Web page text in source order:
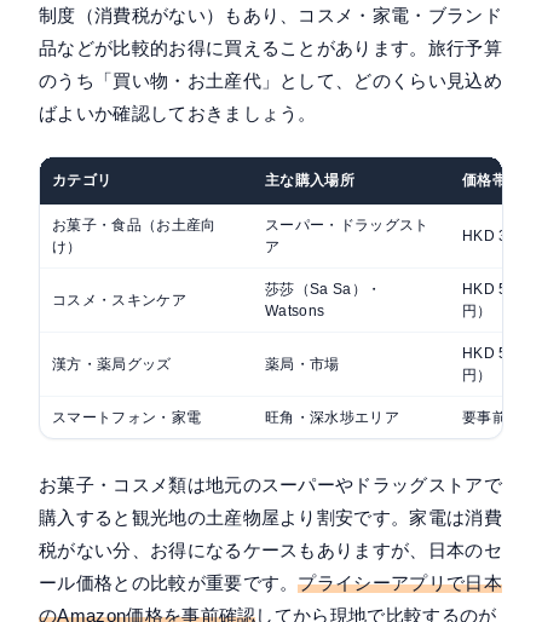
制度（消費税がない）もあり、コスメ・家電・ブランド
品などが比較的お得に買えることがあります。旅行予算
のうち「買い物・お土産代」として、どのくらい見込め
ばよいか確認しておきましょう。
カテゴリ 主な購入場所 価格帯の目
お菓子・食品（お土産向
け）
スーパー・ドラッグスト
ア
HKD 30〜
コスメ・スキンケア
莎莎（Sa Sa）・
Watsons
HKD 50〜
円）
漢方・薬局グッズ 薬局・市場
HKD 50〜
円）
スマートフォン・家電 旺角・深水埗エリア 要事前リサ
お菓子・コスメ類は地元のスーパーやドラッグストアで
購入すると観光地の土産物屋より割安です。家電は消費
税がない分、お得になるケースもありますが、日本のセ
ール価格との比較が重要です。プライシーアプリで日本
のAmazon価格を事前確認してから現地で比較するのが